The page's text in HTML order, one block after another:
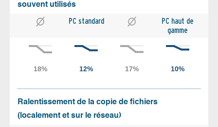
souvent utilisés
PC standard
PC haut de
gamme
Ralentissement de la copie de fichiers
(localement et sur le réseau)